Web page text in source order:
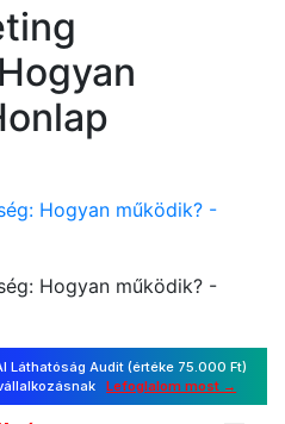
Hogyan működik? -
Hogyan működik? -